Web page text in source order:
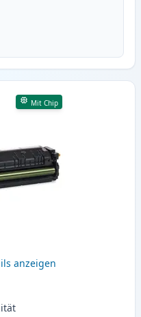
Mit Chip
anzeigen